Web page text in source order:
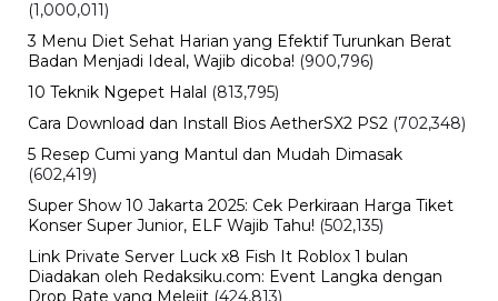
BERITA TERBARU
Internasional
Kebohongan Profesor Cambridge
Faktanya
Jumat, 7 Agu 2026 - 14:07 WIB
One Piece 1190: Spoiler, Cerita
Terbaru, dan Perkembangan Besar
Dunia Bajak Laut
Jumat, 7 Agu 2026 - 13:09 WIB